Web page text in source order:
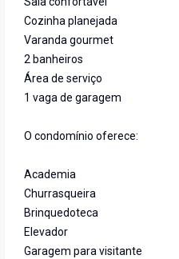
Cozinha planejada
Varanda gourmet
2 banheiros
Área de serviço
1 vaga de garagem
O condomínio oferece:
Academia
Churrasqueira
Brinquedoteca
Elevador
Garagem para visitante